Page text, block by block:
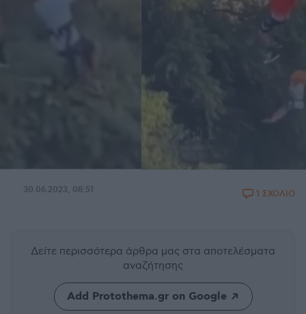
30.06.2023, 08:51 1 ΣΧΟΛΙΟ
Δείτε περισσότερα άρθρα μας στα αποτελέσματα
αναζήτησης
Add Protothema.gr on Google